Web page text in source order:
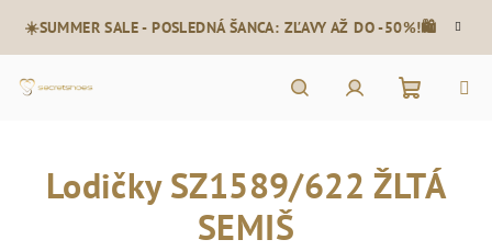
obsah
☀️SUMMER SALE - POSLEDNÁ ŠANCA: ZĽAVY AŽ DO -50%!🛍️
košík
Lodičky SZ1589/622 ŽLTÁ
SEMIŠ